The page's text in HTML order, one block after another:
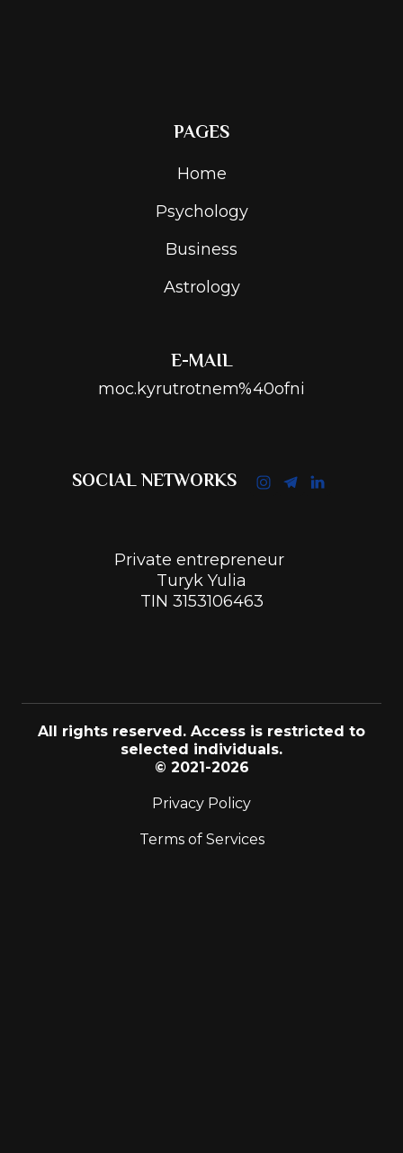
PAGES
Home
Psychology
Business
Astrology
E-MAIL
moc.kyrutrotnem%40ofni
SOCIAL NETWORKS
Private entrepreneur
Turyk Yulia
TIN 3153106463
All rights reserved. Access is restricted to
selected individuals.
© 2021-2026
Privacy Policy
Terms of Services